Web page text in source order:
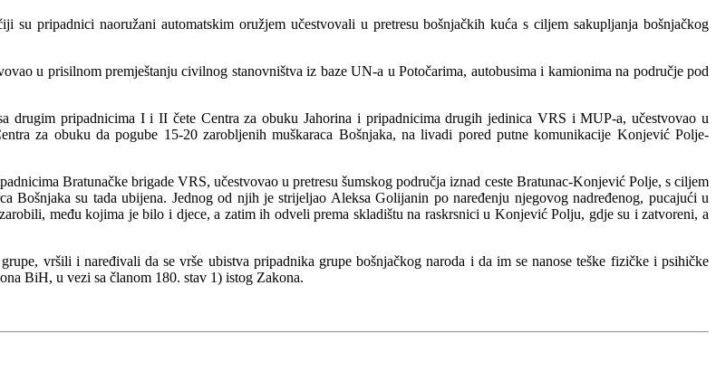
naoružani automatskim oružjem učestvovali u pretresu bošnjačkih kuća s ciljem sakupljanja bošnjačkog
u prisilnom premještanju civilnog stanovništva iz baze UN-a u Potočarima, autobusima i kamionima na područje pod
pripadnicima I i II čete Centra za obuku Jahorina i pripadnicima drugih jedinica VRS i MUP-a, učestvovao u
za obuku da pogube 15-20 zarobljenih muškaraca Bošnjaka, na livadi pored putne komunikacije Konjević Polje-
Bratunačke brigade VRS, učestvovao u pretresu šumskog područja iznad ceste Bratunac-Konjević Polje, s ciljem
Bošnjaka su tada ubijena. Jednog od njih je strijeljao Aleksa Golijanin po naređenju njegovog nadređenog, pucajući u
među kojima je bilo i djece, a zatim ih odveli prema skladištu na raskrsnici u Konjević Polju, gdje su i zatvoreni, a
vršili i naređivali da se vrše ubistva pripadnika grupe bošnjačkog naroda i da im se nanose teške fizičke i psihičke
BiH, u vezi sa članom 180. stav 1) istog Zakona.